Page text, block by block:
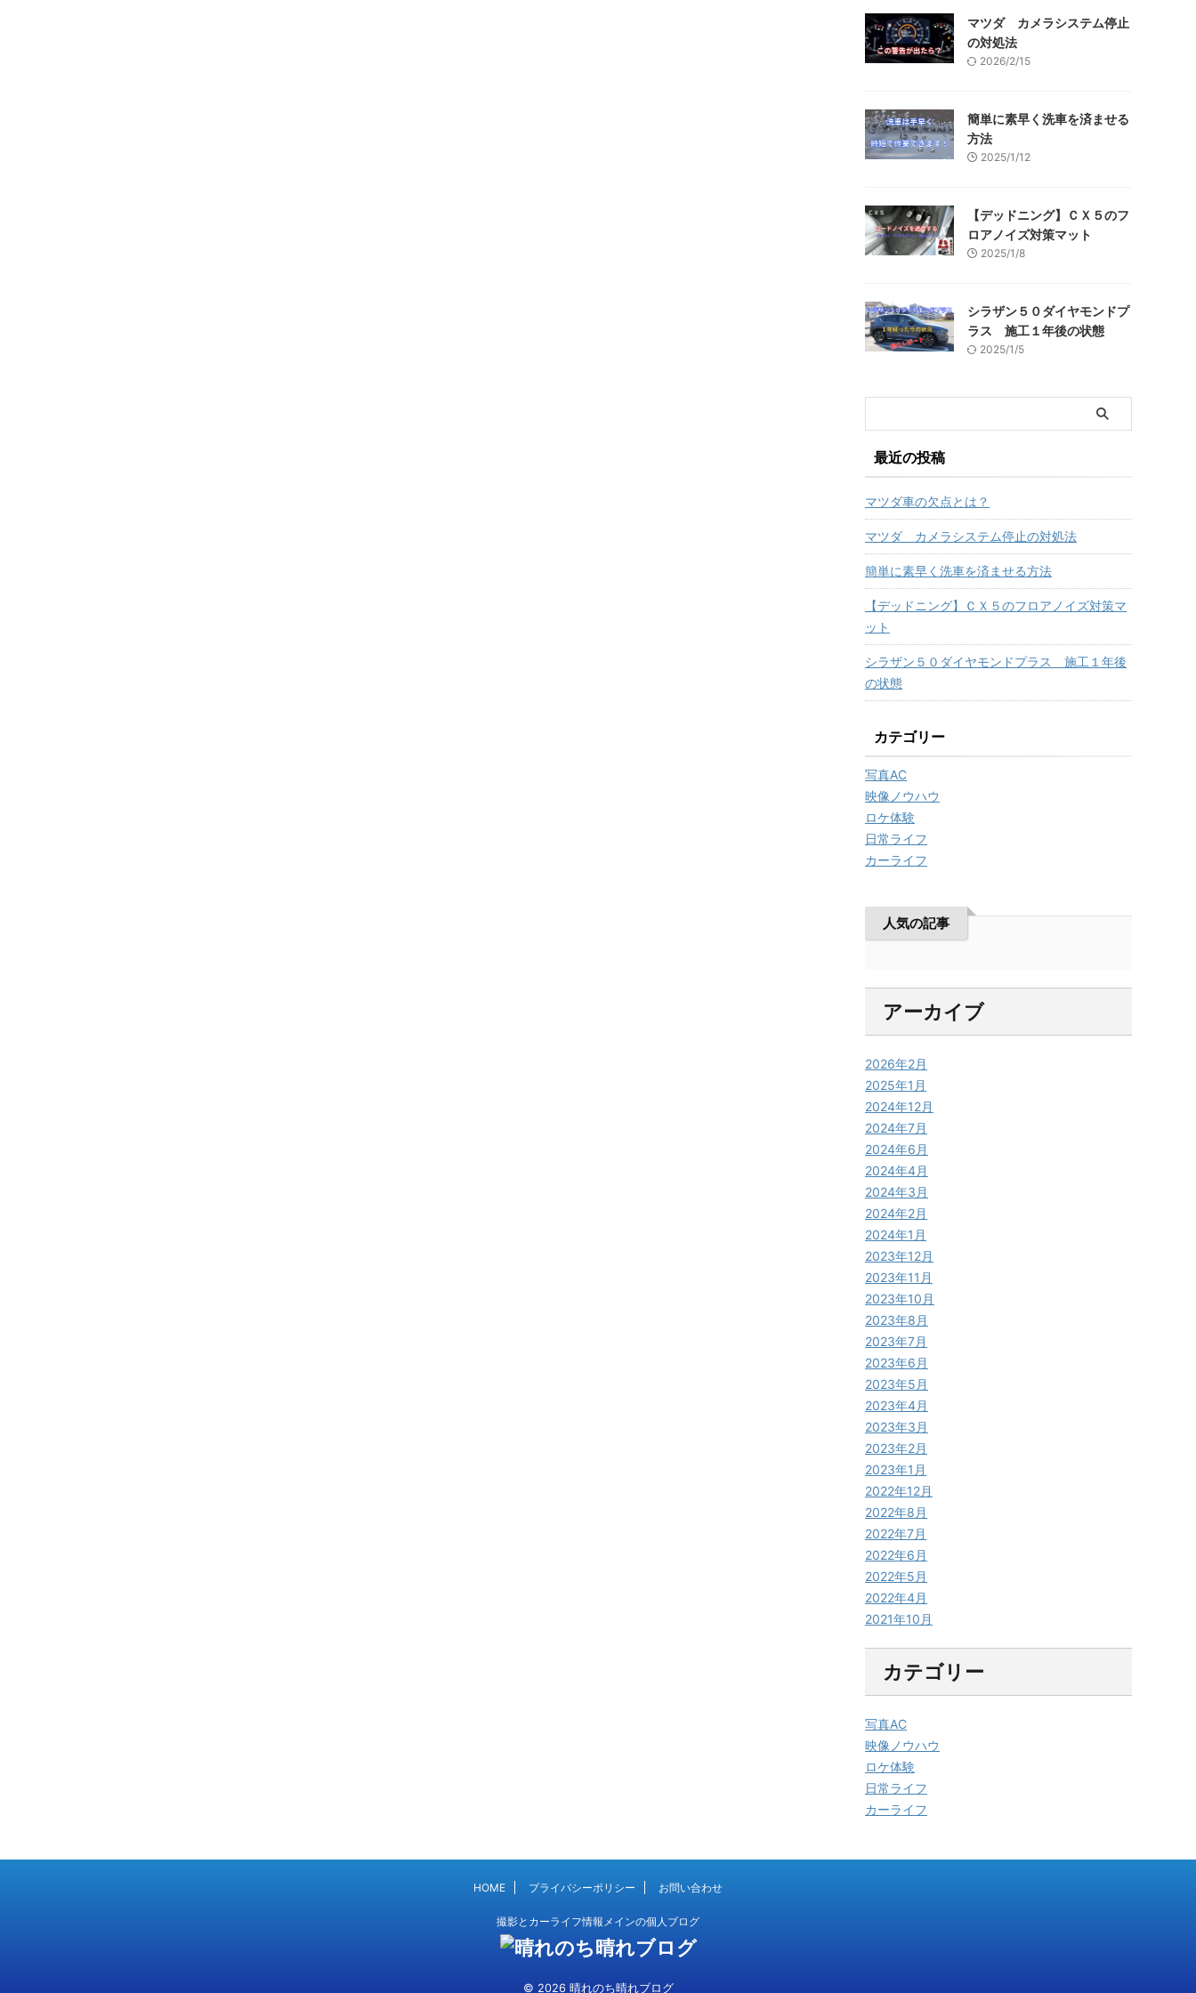
マツダ カメラシステム停止
の対処法
2026/2/15
簡単に素早く洗車を済ませる
方法
2025/1/12
【デッドニング】ＣＸ５のフ
ロアノイズ対策マット
2025/1/8
シラザン５０ダイヤモンドプ
ラス 施工１年後の状態
2025/1/5
最近の投稿
マツダ車の欠点とは？
マツダ カメラシステム停止の対処法
簡単に素早く洗車を済ませる方法
【デッドニング】ＣＸ５のフロアノイズ対策マ
ット
シラザン５０ダイヤモンドプラス 施工１年後
の状態
カテゴリー
写真AC
映像ノウハウ
ロケ体験
日常ライフ
カーライフ
人気の記事
アーカイブ
2026年2月
2025年1月
2024年12月
2024年7月
2024年6月
2024年4月
2024年3月
2024年2月
2024年1月
2023年12月
2023年11月
2023年10月
2023年8月
2023年7月
2023年6月
2023年5月
2023年4月
2023年3月
2023年2月
2023年1月
2022年12月
2022年8月
2022年7月
2022年6月
2022年5月
2022年4月
2021年10月
カテゴリー
写真AC
映像ノウハウ
ロケ体験
日常ライフ
カーライフ
HOME プライバシーポリシー お問い合わせ
撮影とカーライフ情報メインの個人ブログ
© 2026 晴れのち晴れブログ